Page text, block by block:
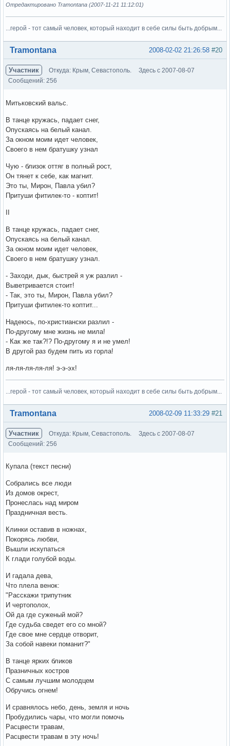
Отредактировано Tramontana (2007-11-21 11:12:01)
...герой - тот самый человек, который находит в себе силы быть добрым...
Вне форума #20
2008-02-02 21:26:58
Tramontana
Участник Откуда: Крым, Севастополь.
Здесь с 2007-08-07
Сообщений: 256
Митьковский вальс.
В танце кружась, падает снег,
Опускаясь на белый канал.
За окном моим идет человек,
Своего в нем братушку узнал
Чую - близок оттяг в полный рост,
Он тянет к себе, как магнит.
Это ты, Мирон, Павла убил?
Притуши фитилек-то - коптит!
II
В танце кружась, падает снег,
Опускаясь на белый канал.
За окном моим идет человек,
Своего в нем братушку узнал.
- Заходи, дык, быстрей я уж разлил -
Выветривается стоит!
- Так, это ты, Мирон, Павла убил?
Притуши фитилек-то коптит...
Надеюсь, по-христиански разлил -
По-другому мне жизнь не мила!
- Как же так?!? По-другому я и не умел!
В другой раз будем пить из горла!
ля-ля-ля-ля-ля! э-э-эх!
...герой - тот самый человек, который находит в себе силы быть добрым...
Вне форума #21
2008-02-09 11:33:29
Tramontana
Участник Откуда: Крым, Севастополь.
Здесь с 2007-08-07
Сообщений: 256
Купала (текст песни)
Собрались все люди
Из домов окрест,
Пронеслась над миром
Праздничная весть.
Клинки оставив в ножнах,
Покорясь любви,
Вышли искупаться
К глади голубой воды.
И гадала дева,
Что плела венок:
"Расскажи трипутник
И чертополох,
Ой да где суженый мой?
Где судьба сведет его со мной?
Где свое мне сердце отворит,
За собой навеки поманит?"
В танце ярких бликов
Празничных костров
С самым лучшим молодцем
Обручись огнем!
И сравнялось небо, день, земля и ночь
Пробудились чары, что могли помочь
Расцвести травам,
Расцвести травам в эту ночь!